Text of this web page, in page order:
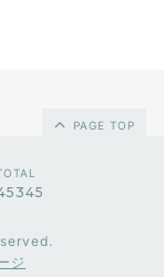
PAGE TOP
ジ